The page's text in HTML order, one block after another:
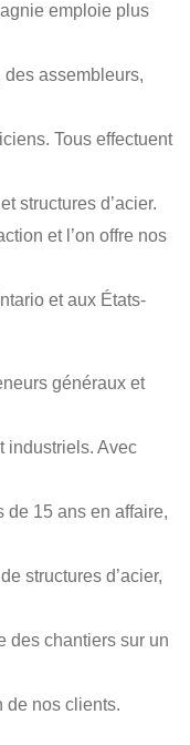
emploie plus
assembleurs,
Tous effectuent
structures d’acier.
et l’on offre nos
et aux États-
généraux et
industriels. Avec
de 15 ans en affaire,
structures d’acier,
des chantiers sur un
de nos clients.